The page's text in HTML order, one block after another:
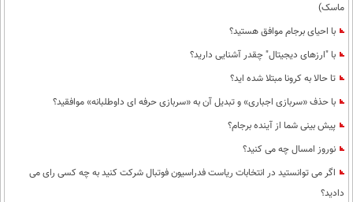
ماسک)
با احیای برجام موافق هستید؟
با "ارزهای دیجیتال" چقدر آشنایی دارید؟
تا حالا به کرونا مبتلا شده اید؟
با حذف «سربازی اجباری» و تبدیل آن به «سربازی حرفه ای داوطلبانه» موافقید؟
پیش بینی شما از آینده برجام؟
نوروز امسال چه می کنید؟
اگر می توانستید در انتخابات ریاست فدراسیون فوتبال شرکت کنید به چه کسی رای می
دادید؟